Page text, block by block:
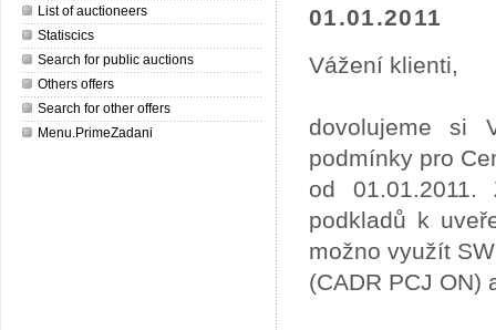
List of auctioneers
Statiscics
Search for public auctions
Others offers
Search for other offers
Menu.PrimeZadani
01.01.2011
Vážení klienti,
dovolujeme si
podmínky pro
od 01.01.2011.
podkladů k
možno využít
(CADR PCJ ON)